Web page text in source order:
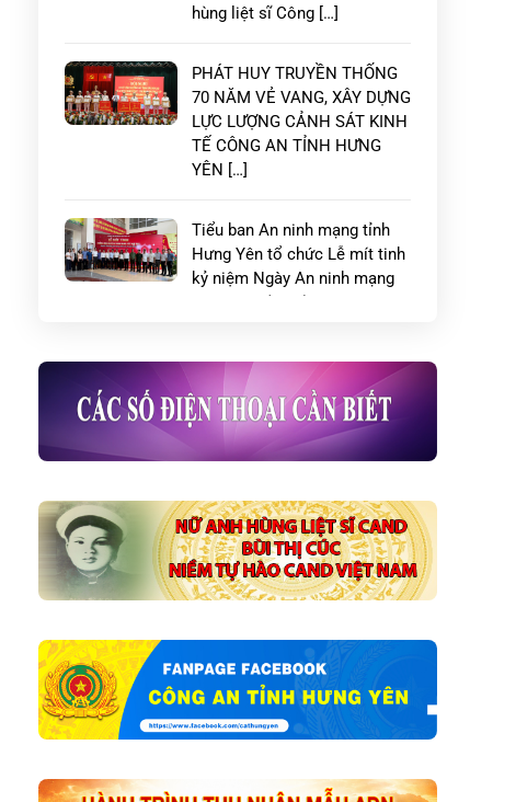
hùng liệt sĩ Công […]
PHÁT HUY TRUYỀN THỐNG
70 NĂM VẺ VANG, XÂY DỰNG
LỰC LƯỢNG CẢNH SÁT KINH
TẾ CÔNG AN TỈNH HƯNG
YÊN […]
Tiểu ban An ninh mạng tỉnh
Hưng Yên tổ chức Lễ mít tinh
kỷ niệm Ngày An ninh mạng
Việt Nam (06/8)